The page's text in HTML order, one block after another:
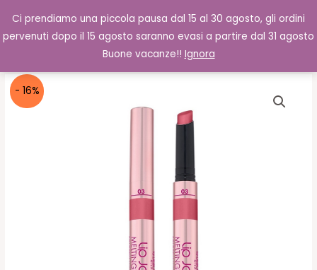
Ci prendiamo una piccola pausa dal 15 al 30 agosto, gli ordini
pervenuti dopo il 15 agosto saranno evasi a partire dal 31 agosto
Buone vacanze!! Ignora
contenuto
0,00€ Cerca
- 16%